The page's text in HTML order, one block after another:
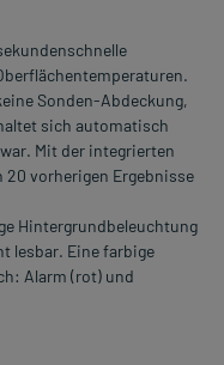
Sonden-Abdeckung,
sich automatisch
Mit der integrierten
vorherigen Ergebnisse
Hintergrundbeleuchtung
lesbar. Eine farbige
Alarm (rot) und